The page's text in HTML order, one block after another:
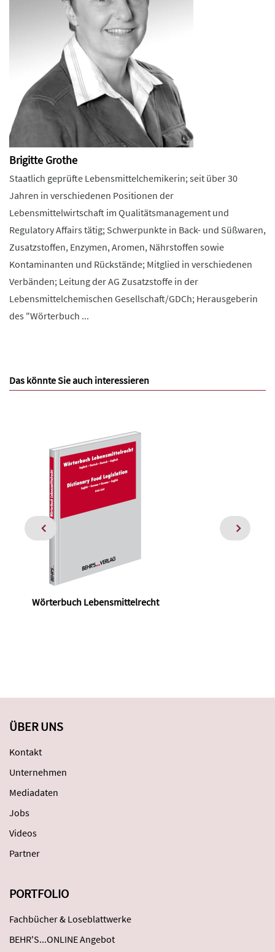
Brigitte Grothe
Staatlich geprüfte Lebensmittelchemikerin; seit über 30
Jahren in verschiedenen Positionen der
Lebensmittelwirtschaft im Qualitätsmanagement und
Regulatory Affairs tätig; Schwerpunkte in Back- und Süßwaren,
Zusatzstoffen, Enzymen, Aromen, Nährstoffen sowie
Kontaminanten und Rückstände; Mitglied in verschiedenen
Verbänden; Leitung der AG Zusatzstoffe in der
Lebensmittelchemischen Gesellschaft/GDCh; Herausgeberin
des "Wörterbuch ...
Das könnte Sie auch interessieren
Wörterbuch Lebensmittelrecht
ÜBER UNS
Kontakt
Unternehmen
Mediadaten
Jobs
Videos
Partner
PORTFOLIO
Fachbücher & Loseblattwerke
BEHR'S...ONLINE Angebot